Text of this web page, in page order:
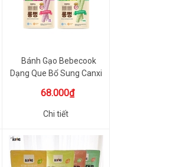
Bánh Gạo Bebecook
Dạng Que Bổ Sung Canxi
68.000₫
Chi tiết